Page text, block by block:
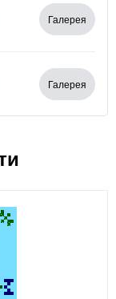
Галерея
Галерея